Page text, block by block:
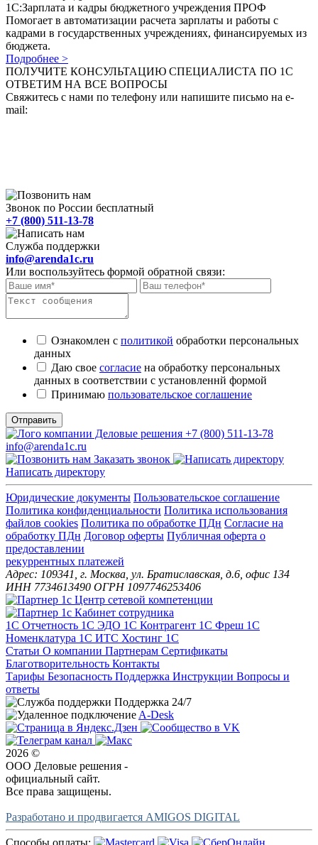
1C:Зарплата и кадры бюджетного учреждения ПРОФ
Помогает в автоматизации расчета зарплаты и работы с
кадрами в государственных учреждениях, финансируемых из
бюджета.
Подробнее >
ПОЛУЧИТЕ КОНСУЛЬТАЦИЮ СПЕЦИАЛИСТА ПО 1С
ОТВЕТИМ НА ВСЕ ВОПРОСЫ
Свяжитесь с нами по телефону или напишите письмо на e-
mail:
Звонок по России бесплатный
+7 (800) 511-13-78
Служба поддержки
info@arenda1c.ru
Или воспользуйтесь формой обратной связи:
Ознакомлен с политикой обработки персональных
данных
Даю свое согласие на обработку персональных
данных в соответствии с установленнй формой
Принимаю пользовательское соглашение
Отправить
+7 (800) 511-13-78
info@arenda1c.ru
Заказать звонок
Написать директору
Юридические документы Пользовательское соглашение
Политика конфиденциальности Политика использования
файлов cookies Политика по обработке ПДн Cогласие на
обработку ПДн Договор оферты Публичная оферта о
предоставлении
рекуррентных платежей
Адрес: 109341, г. Москва, ул. Братиславская, д.6, офис 134
ИНН 7734613490 ОГРН 1097746253406
1С Отчетность 1С ЭДО 1С Контрагент 1С Фреш 1С
Номенклатура 1С ИТС Хостинг 1С
Статьи О компании Партнерам Сертификаты
Благотворительность Контакты
Тарифы Безопасность Поддержка Инструкции Вопросы и
ответы
Поддержка 24/7
A-Desk
2026 ©
ООО Деловые решения -
официальный сайт.
Все права защищены.
Разработано и продвигается AMIGOS DIGITAL
Способы оплаты: